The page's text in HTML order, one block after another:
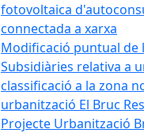
fotovoltaica
connectada a xarxa
Modificació puntual de
Subsidiàries relativa a
classificació a la zona
urbanització El Bruc
Projecte Urbanització